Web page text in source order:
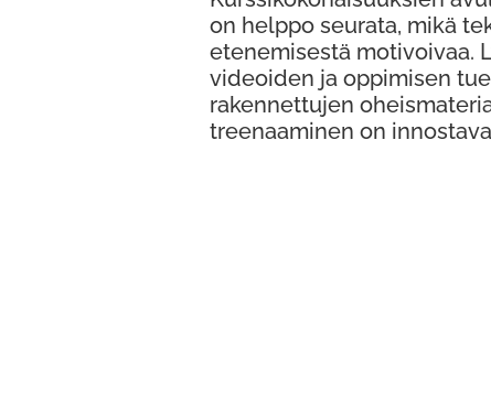
on helppo seurata, mikä
etenemisestä motivoivaa.
videoiden ja oppimisen
rakennettujen
treenaaminen on